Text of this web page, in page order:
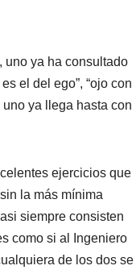
uno ya ha consultado
el del ego”, “ojo con
uno ya llega hasta con
ejercicios que
la más mínima
siempre consisten
como si al Ingeniero
de los dos se